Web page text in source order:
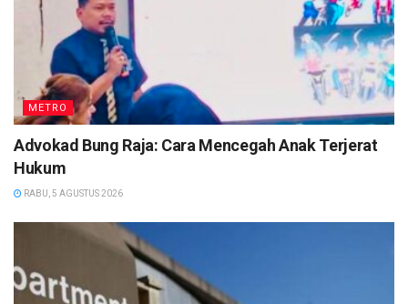
METRO
Advokad Bung Raja: Cara Mencegah Anak Terjerat
Hukum
RABU, 5 AGUSTUS 2026